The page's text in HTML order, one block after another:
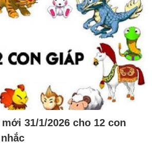
31/1/2026 cho 12 con